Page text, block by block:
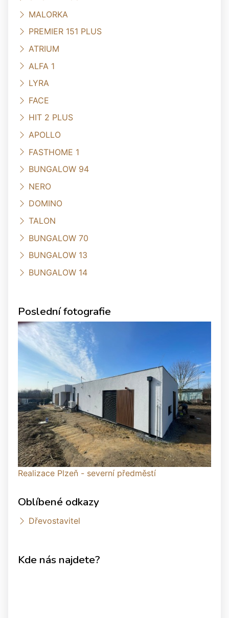
MALORKA
PREMIER 151 PLUS
ATRIUM
ALFA 1
LYRA
FACE
HIT 2 PLUS
APOLLO
FASTHOME 1
BUNGALOW 94
NERO
DOMINO
TALON
BUNGALOW 70
BUNGALOW 13
BUNGALOW 14
Poslední fotografie
Realizace Plzeň - severní předměstí
Oblíbené odkazy
Dřevostavitel
Kde nás najdete?